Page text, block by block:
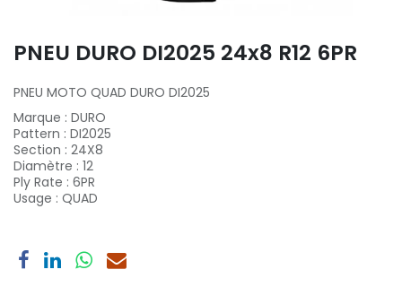
PNEU DURO DI2025 24x8 R12 6PR
PNEU MOTO QUAD DURO DI2025
Marque : DURO
Pattern : DI2025
Section : 24X8
Diamètre : 12
Ply Rate : 6PR
Usage : QUAD